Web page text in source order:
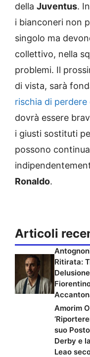
della Juventus.
i bianconeri non
singolo ma
collettivo, nella
problemi. Il
di vista, sarà
rischia di
dovrà essere
i giusti sostituti
possono
Ronaldo.
Articoli
Ritirata:
Amorim
suo
Derby e
Leao